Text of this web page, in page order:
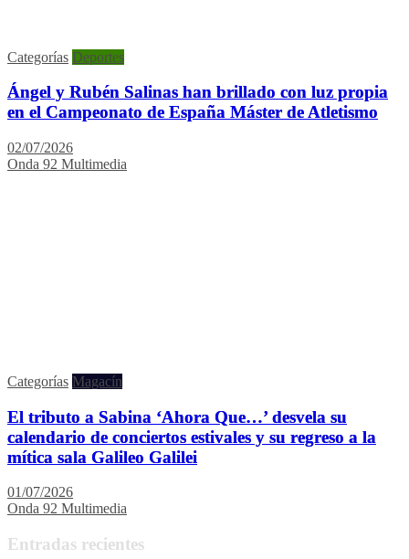
Categorías Deportes
Ángel y Rubén Salinas han brillado con luz propia
en el Campeonato de España Máster de Atletismo
02/07/2026
Onda 92 Multimedia
Categorías Magacín
El tributo a Sabina ‘Ahora Que…’ desvela su
calendario de conciertos estivales y su regreso a la
mítica sala Galileo Galilei
01/07/2026
Onda 92 Multimedia
Entradas recientes